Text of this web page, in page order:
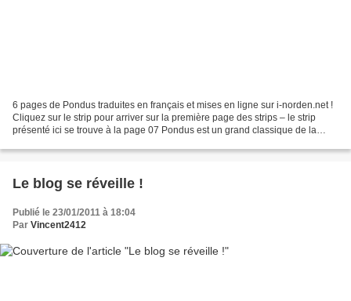
6 pages de Pondus traduites en français et mises en ligne sur i-norden.net !
Cliquez sur le strip pour arriver sur la première page des strips – le strip
présenté ici se trouve à la page 07 Pondus est un grand classique de la
Le blog se réveille !
Publié le 23/01/2011 à 18:04
Par Vincent2412